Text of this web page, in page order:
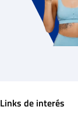
Links de interés